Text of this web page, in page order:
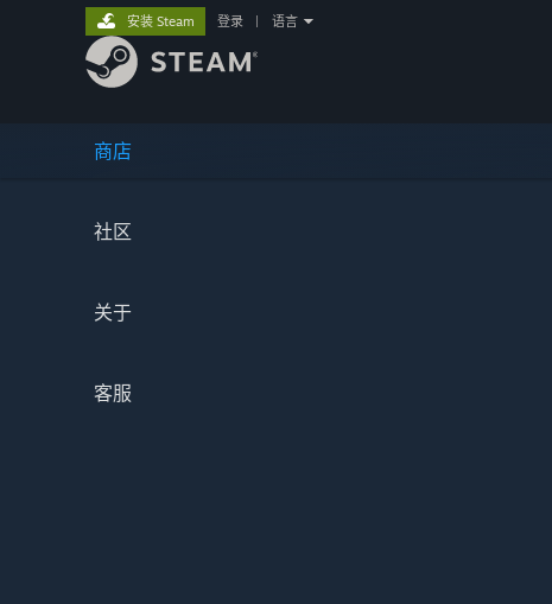
商店
社区
关于
客服
安装 Steam 登录 语言